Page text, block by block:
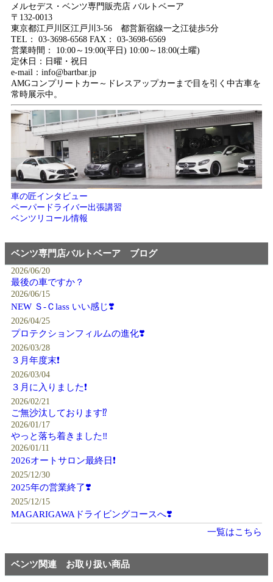
メルセデス・ベンツ専門販売店 バルトベーア
〒132-0013
東京都江戸川区江戸川3-56 都営新宿線一之江徒歩5分
TEL： 03-3698-6568 FAX： 03-3698-6569
営業時間： 10:00～19:00(平日) 10:00～18:00(土曜)
定休日：日曜・祝日
e-mail：info@bartbar.jp
AMGコンプリートカー～ドレスアップカーまで目を引く中古車を
常時展示中。
車の匠インタビュー
ペーパードライバー出張講習
ベンツリコール情報
ベンツ専門店バルトベーア ブログ
2026/06/20
最後の車ですか？
2026/06/15
NEW Ｓ-Ｃlass いい感じ❣️
2026/04/25
プロテクションフィルムの進化❣️
2026/03/28
３月年度末❗️
2026/03/04
３月に入りました❗️
2026/02/21
ご無沙汰しております⁉️
2026/01/17
やっと落ち着きました‼️
2026/01/11
2026オートサロン最終日❗️
2025/12/30
2025年の営業終了❣️
2025/12/15
MAGARIGAWAドライビングコースへ❣️
一覧はこちら
ベンツ関連 お取り扱い商品